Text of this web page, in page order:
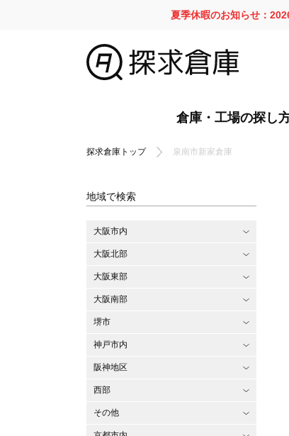
夏季休暇のお知らせ：
倉庫・工場の探し
探求倉庫トップ 泉南市新家倉庫
地域で検索
大阪市内
大阪北部
大阪東部
大阪南部
堺市
神戸市内
阪神地区
西部
その他